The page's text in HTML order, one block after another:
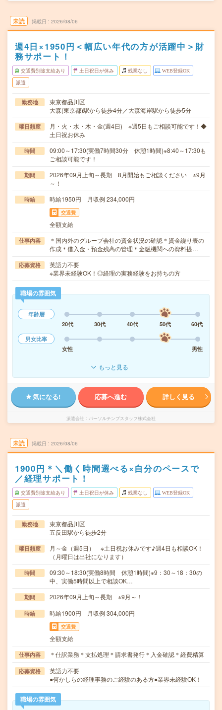
未読 掲載日 2026/08/06
週4日×1950円＜幅広い年代の方が活躍中＞財
務サポート！
交通費別途支給あり 土日祝日が休み 残業なし WEB登録OK
派遣
勤務地
東京都品川区
大森(東京都)駅から徒歩4分／大森海岸駅から徒歩5分
曜日頻度
月・火・水・木・金(週4日) ※週5日もご相談可能です！◆
土日祝お休み
時間
09:00～17:30(実働7時間30分 休憩1時間)※8:40～17:30も
ご相談可能です！
期間
2026年09月上旬～長期 8月開始もご相談ください ※9月
～！
時給 時給1950円 月収例 234,000円
交通費
全額支給
仕事内容
＊国内外のグループ会社の資金状況の確認＊資金繰り表の
作成＊借入金・預金残高の管理＊金融機関への資料提…
応募資格
英語力不要
※業界未経験OK！◎経理の実務経験をお持ちの方
職場の雰囲気
年齢層
20代
30代 40代 50代
60代
男女比率
女性
男性
もっと見る
気になる! 応募へ進む 詳しく見る
派遣会社 パーソルテンプスタッフ株式会社
未読 掲載日 2026/08/06
1900円＊＼働く時間選べる×自分のペースで
／経理サポート！
交通費別途支給あり 土日祝日が休み 残業なし WEB登録OK
派遣
勤務地
東京都品川区
五反田駅から徒歩2分
曜日頻度
月～金（週5日） ※土日祝お休みです♪週4日も相談OK！
（月曜日は出社になります）
時間
09:30～18:30(実働8時間 休憩1時間)※9：30～18：30の
中、実働5時間以上で相談OK…
期間 2026年09月上旬～長期 ※9月～！
時給 時給1900円 月収例 304,000円
交通費
全額支給
仕事内容 ＊仕訳業務＊支払処理＊請求書発行＊入金確認＊経費精算
応募資格
英語力不要
●何かしらの経理事務のご経験のある方●業界未経験OK！
職場の雰囲気